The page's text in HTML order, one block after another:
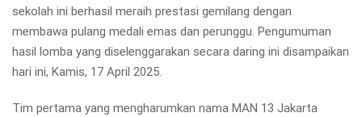
sekolah ini berhasil meraih prestasi gemilang dengan
membawa pulang medali emas dan perunggu. Pengumuman
hasil lomba yang diselenggarakan secara daring ini disampaikan
hari ini, Kamis, 17 April 2025.
Tim pertama yang mengharumkan nama MAN 13 Jakarta